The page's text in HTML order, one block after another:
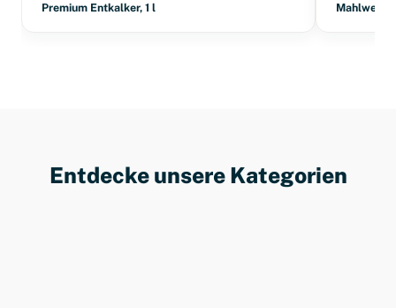
Premium Entkalker, 1 l
Entdecke unsere Kategorien